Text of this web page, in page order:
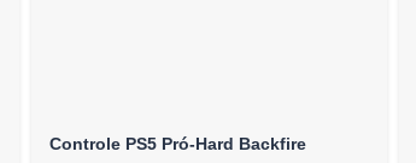
Controle PS5 Pró-Hard Backfire